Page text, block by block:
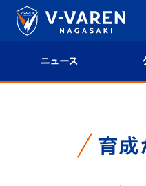
ニュース
育成